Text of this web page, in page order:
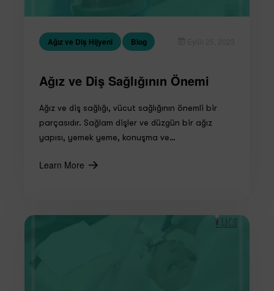
Ağız ve Diş Hijyeni Blog
Ağız ve Diş Sağlığının Önemi
Ağız ve diş sağlığı, vücut sağlığının önemli bir
parçasıdır. Sağlam dişler ve düzgün bir ağız
yapısı, yemek yeme, konuşma ve…
Learn More